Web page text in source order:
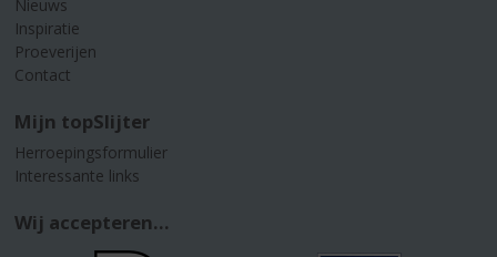
Nieuws
Inspiratie
Proeverijen
Contact
Mijn topSlijter
Herroepingsformulier
Interessante links
Wij accepteren...